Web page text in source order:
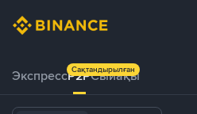
ЭкспрессP2PСыйақы
Сақтандырылған